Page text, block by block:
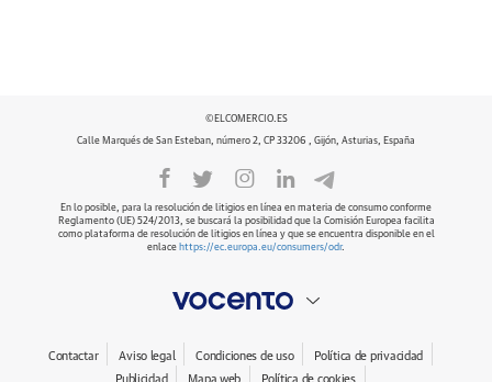
©ELCOMERCIO.ES
Calle Marqués de San Esteban, número 2, CP 33206 , Gijón, Asturias, España
En lo posible, para la resolución de litigios en línea en materia de consumo conforme
Reglamento (UE) 524/2013, se buscará la posibilidad que la Comisión Europea facilita
como plataforma de resolución de litigios en línea y que se encuentra disponible en el
enlace https://ec.europa.eu/consumers/odr.
Contactar Aviso legal Condiciones de uso
Política de privacidad
Publicidad
Mapa web Política de cookies